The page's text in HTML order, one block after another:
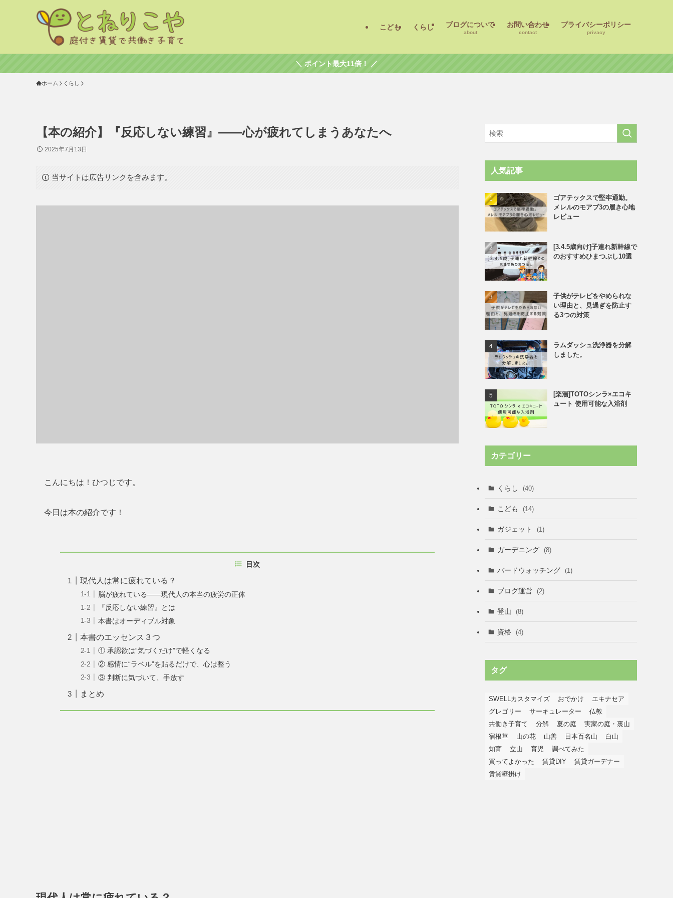
こども くらし ブログについて
about
お問い合わせ
contact
プライバシーポリシー
privacy
＼ ポイント最大11倍！ ／
ホーム くらし
【本の紹介】『反応しない練習』——心が疲れてしまうあなたへ
2025年7月13日
当サイトは広告リンクを含みます。
こんにちは！ひつじです。
今日は本の紹介です！
目次
現代人は常に疲れている？
脳が疲れている——現代人の本当の疲労の正体
『反応しない練習』とは
本書はオーディブル対象
本書のエッセンス３つ
① 承認欲は“気づくだけ”で軽くなる
② 感情に“ラベル”を貼るだけで、心は整う
③ 判断に気づいて、手放す
まとめ
人気記事
ゴアテックスで堅牢通勤。
メレルのモアブ3の履き心地
レビュー
[3.4.5歳向け]子連れ新幹線で
のおすすめひまつぶし10選
子供がテレビをやめられな
い理由と、見過ぎを防止す
る3つの対策
ラムダッシュ洗浄器を分解
しました。
[楽湯]TOTOシンラ×エコキ
ュート 使用可能な入浴剤
カテゴリー
くらし (40)
こども (14)
ガジェット (1)
ガーデニング (8)
バードウォッチング (1)
ブログ運営 (2)
登山 (8)
資格 (4)
タグ
SWELLカスタマイズ おでかけ
エキナセア
グレゴリー
サーキュレーター
仏教
共働き子育て
分解 夏の庭
実家の庭・裏山
宿根草
山の花 山善 日本百名山
白山
知育
立山 育児
調べてみた
買ってよかった
賃貸DIY
賃貸ガーデナー
賃貸壁掛け